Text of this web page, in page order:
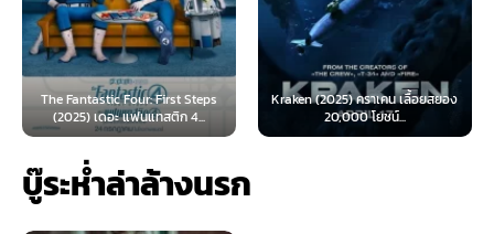
Four: First Steps
ะ แฟนแทสติก 4...
Kraken (2025) คราเคน เลื้อยสยอง
Oppenheimer
บู๊ระห่ำล่าล้างนรก